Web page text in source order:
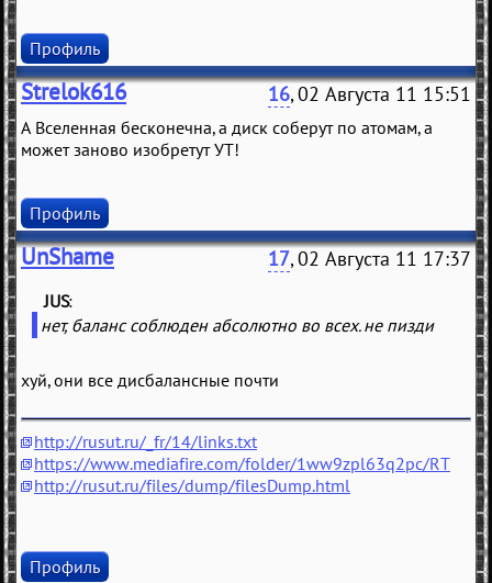
Профиль
Strelok616 16, 02 Августа 11 15:51
А Вселенная бесконечна, а диск соберут по атомам, а
может заново изобретут УТ!
Профиль
UnShame 17, 02 Августа 11 17:37
(JUS
нет, баланс соблюден абсолютно во всех. не пизди
хуй, они все дисбалансные почти
http://rusut.ru/_fr/14/links.txt
https://www.mediafire.com/folder/1ww9zpl63q2pc/RT
http://rusut.ru/files/dump/filesDump.html
Профиль